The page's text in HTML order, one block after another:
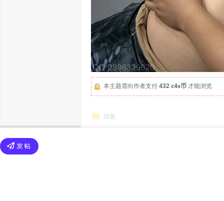
本主题需向作者支付432 c4s币才能浏览
回复